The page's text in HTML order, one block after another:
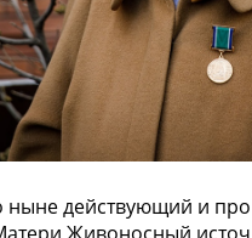
ныне действующий и